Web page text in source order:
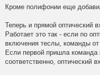
Кроме полифонии еще
Теперь и прямой оптический
Работает это так - если по
включения теслы, команды
Если первой пришла команда
соответственно, оптический